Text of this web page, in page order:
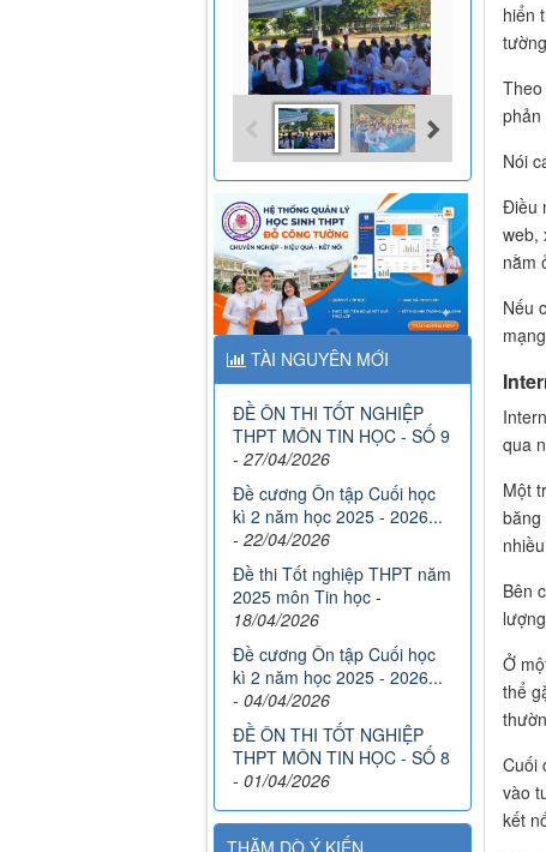
hiển
phản
Nói
Điều
web,
nằm
Nếu
qua
Một
băng
Bên
Ở
thể
Cuối
vào
kết
TÀI NGUYÊN MỚI
ĐỀ ÔN THI TỐT NGHIỆP
THPT MÔN TIN HỌC - SỐ 9
- 27/04/2026
Đề cương Ôn tập Cuối học
kì 2 năm học 2025 - 2026...
- 22/04/2026
Đề thi Tốt nghiệp THPT năm
2025 môn Tin học -
18/04/2026
Đề cương Ôn tập Cuối học
kì 2 năm học 2025 - 2026...
- 04/04/2026
ĐỀ ÔN THI TỐT NGHIỆP
THPT MÔN TIN HỌC - SỐ 8
- 01/04/2026